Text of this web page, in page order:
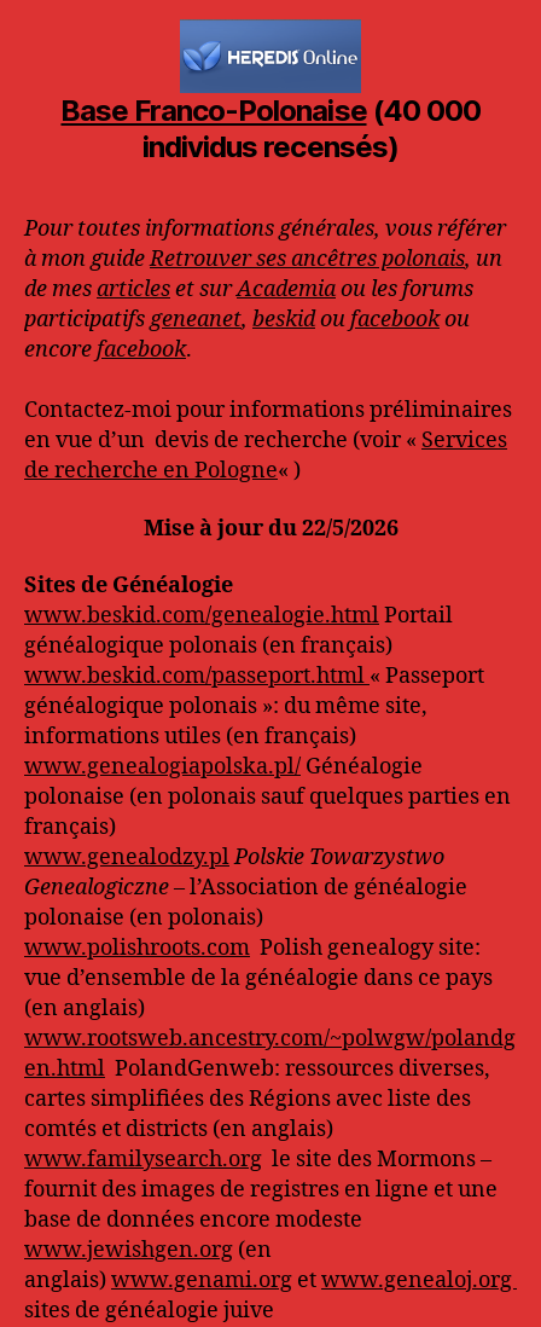
Base Franco-Polonaise(40 000
individus recensés)
Pour toutes informations générales, vous référer
à mon guideRetrouver ses ancêtres polonais, un
de mesarticleset surAcademiaou les forums
participatifsgeneanet, beskidoufacebookou
encorefacebook.
Contactez-moi pour informations préliminaires
en vue d’un devis de recherche (voir « Services
de recherche en Pologne« )
Mise à jour du 22/5/2026
Sites de Généalogie
www.beskid.com/genealogie.htmlPortail
généalogique polonais (en français)
www.beskid.com/passeport.html « Passeport
généalogique polonais »: du même site,
informations utiles (en français)
www.genealogiapolska.pl/ Généalogie
polonaise (en polonais sauf quelques parties en
français)
www.genealodzy.plPolskie Towarzystwo
Genealogiczne– l’Association de généalogie
polonaise (en polonais)
www.polishroots.com Polish genealogy site:
vue d’ensemble de la généalogie dans ce pays
(en anglais)
www.rootsweb.ancestry.com/~polwgw/polandg
en.html PolandGenweb: ressources diverses,
cartes simplifiées des Régions avec liste des
comtés et districts (en anglais)
www.familysearch.org le site des Mormons –
fournit des images de registres en ligne et une
base de données encore modeste
www.jewishgen.org (en
anglais)www.genami.org etwww.genealoj.org
sites de généalogie juive